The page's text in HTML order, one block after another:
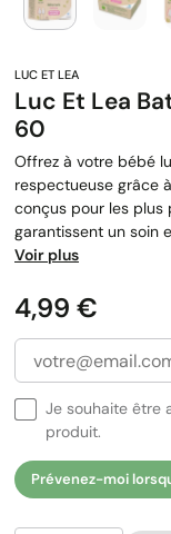
Luc Et Lea
60
Offrez à votre bébé
respectueuse grâce
conçus pour les plus
garantissent un soin
Voir plus
Prix
4,99 €
Je souhaite être
produit.
Prévenez-moi